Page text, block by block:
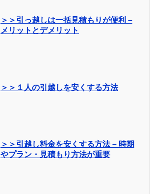
＞＞引っ越しは一括見積もりが便利 –
メリットとデメリット
＞＞１人の引越しを安くする方法
＞＞引越し料金を安くする方法 – 時期
やプラン・見積もり方法が重要